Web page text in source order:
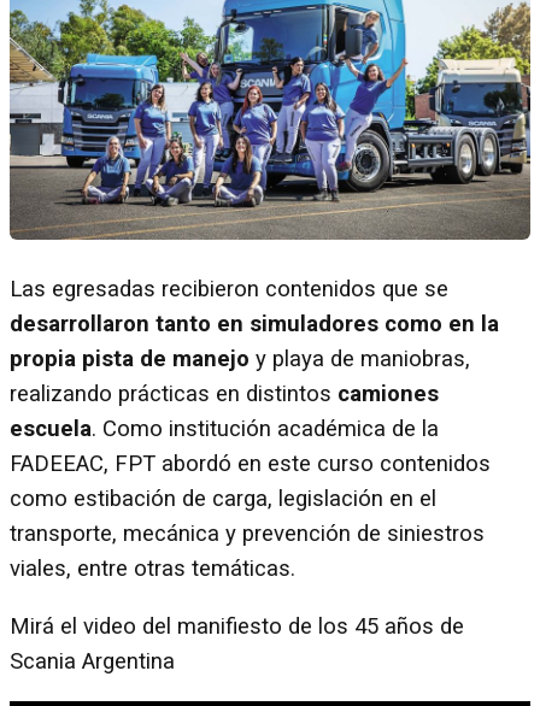
Las egresadas recibieron contenidos que se
desarrollaron tanto en simuladores como en la
propia pista de manejo y playa de maniobras,
realizando prácticas en distintos camiones
escuela. Como institución académica de la
FADEEAC, FPT abordó en este curso contenidos
como estibación de carga, legislación en el
transporte, mecánica y prevención de siniestros
viales, entre otras temáticas.
Mirá el video del manifiesto de los 45 años de
Scania Argentina